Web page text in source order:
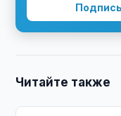
Читайте также